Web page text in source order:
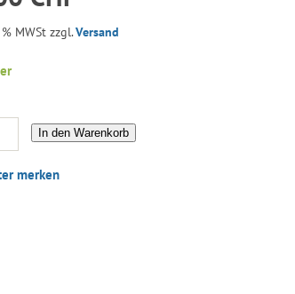
MWSt zzgl.Versand
In den Warenkorb
merken